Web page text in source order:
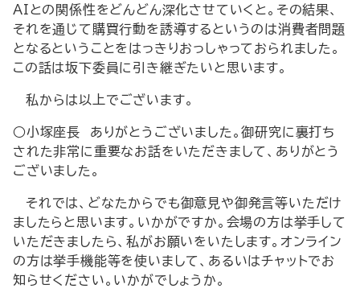
AIとの関係性をどんどん深化させていくと。その結果、
それを通じて購買行動を誘導するというのは消費者問題
となるということをはっきりおっしゃっておられました。
この話は坂下委員に引き継ぎたいと思います。
私からは以上でございます。
○小塚座長 ありがとうございました。御研究に裏打ち
された非常に重要なお話をいただきまして、ありがとう
ございました。
それでは、どなたからでも御意見や御発言等いただけ
ましたらと思います。いかがですか。会場の方は挙手して
いただきましたら、私がお願いをいたします。オンライン
の方は挙手機能等を使いまして、あるいはチャットでお
知らせください。いかがでしょうか。